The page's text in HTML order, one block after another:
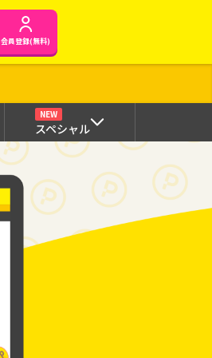
会員登録(無料)
NEW
スペシャル